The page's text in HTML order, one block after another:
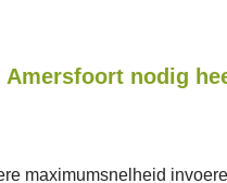
Amersfoort nodig
maximumsnelheid